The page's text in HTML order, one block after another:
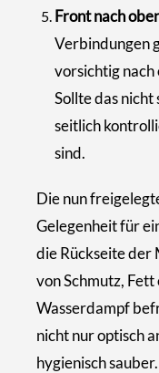
Front nach
Verbindungen
vorsichtig nach
Sollte das
seitlich
sind.
Die nun
Gelegenheit für
die Rückseite
von Schmutz,
Wasserdampf
nicht nur optisch
hygienisch sauber.